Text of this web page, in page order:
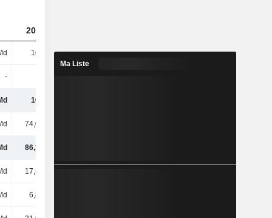
2023
160 Md 200 Md 217 Md
-
160 Md
74,05 Md
86,38 Md
17,53 Md
6,81 Md
Ma Liste